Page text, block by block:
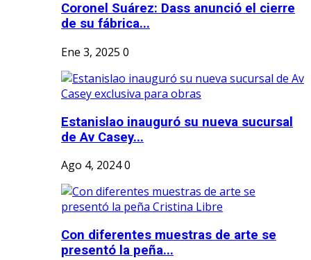
Coronel Suárez: Dass anunció el cierre
de su fábrica...
Ene 3, 2025 0
Estanislao inauguró su nueva sucursal
de Av Casey...
Ago 4, 20240
Con diferentes muestras de arte se
presentó la peña...